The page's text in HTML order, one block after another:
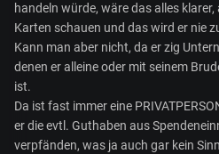
handeln würde, wäre das alles
Karten schauen und das wird er nie
Kann man aber nicht, da er zig
denen er alleine oder mit seinem
ist.
Da ist fast immer eine
er die evtl. Guthaben aus
verpfänden, was ja auch gar kein